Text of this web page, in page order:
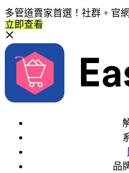
多管道賣家首選！社群 + 官
立即查看
品